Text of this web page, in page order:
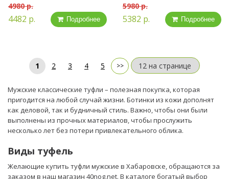
4980 р.
4482 р. Подробнее
5980 р.
5382 р. Подробнее
1 2 3 4 5
Мужские классические туфли – полезная покупка, которая
пригодится на любой случай жизни. Ботинки из кожи дополнят
как деловой, так и будничный стиль. Важно, чтобы они были
выполнены из прочных материалов, чтобы прослужить
несколько лет без потери привлекательного облика.
Виды туфель
Желающие купить туфли мужские в Хабаровске, обращаются за
заказом в наш магазин 40nog.net. В каталоге богатый выбор